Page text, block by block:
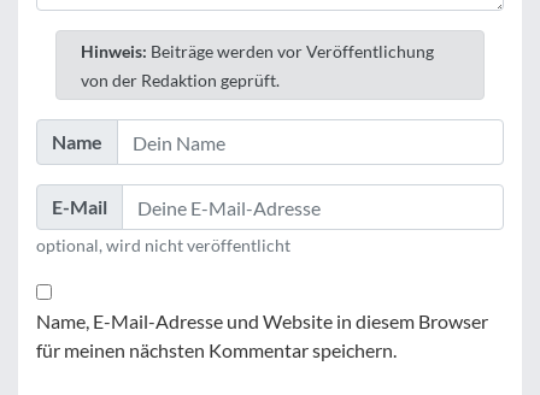
Hinweis: Beiträge werden vor Veröffentlichung
von der Redaktion geprüft.
Name
E-Mail
optional, wird nicht veröffentlicht
Name, E-Mail-Adresse und Website in diesem Browser
für meinen nächsten Kommentar speichern.